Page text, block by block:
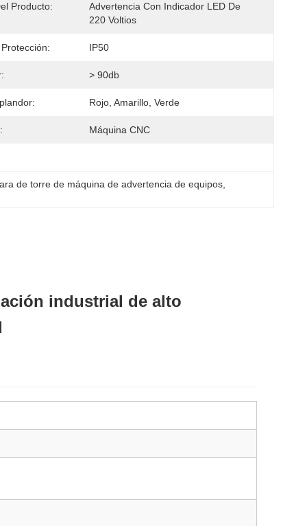
Producto:
Advertencia Con Indicador LED De
220 Voltios
IP50
> 90db
Rojo, Amarillo, Verde
Máquina CNC
de torre de máquina de advertencia de equipos
industrial de alto